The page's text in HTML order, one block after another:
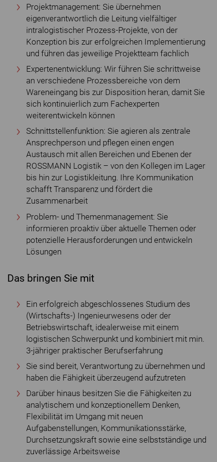
Projektmanagement: Sie übernehmen
eigenverantwortlich die Leitung vielfältiger
intralogistischer Prozess-Projekte, von der
Konzeption bis zur erfolgreichen Implementierung
und führen das jeweilige Projektteam fachlich
Expertenentwicklung: Wir führen Sie schrittweise
an verschiedene Prozessbereiche von dem
Wareneingang bis zur Disposition heran, damit Sie
sich kontinuierlich zum Fachexperten
weiterentwickeln können
Schnittstellenfunktion: Sie agieren als zentrale
Ansprechperson und pflegen einen engen
Austausch mit allen Bereichen und Ebenen der
ROSSMANN Logistik – von den Kollegen im Lager
bis hin zur Logistikleitung. Ihre Kommunikation
schafft Transparenz und fördert die
Zusammenarbeit
Problem- und Themenmanagement: Sie
informieren proaktiv über aktuelle Themen oder
potenzielle Herausforderungen und entwickeln
Lösungen
Das bringen Sie mit
Ein erfolgreich abgeschlossenes Studium des
(Wirtschafts-) Ingenieurwesens oder der
Betriebswirtschaft, idealerweise mit einem
logistischen Schwerpunkt und kombiniert mit min.
3-jähriger praktischer Berufserfahrung
Sie sind bereit, Verantwortung zu übernehmen und
haben die Fähigkeit überzeugend aufzutreten
Darüber hinaus besitzen Sie die Fähigkeiten zu
analytischem und konzeptionellem Denken,
Flexibilität im Umgang mit neuen
Aufgabenstellungen, Kommunikationsstärke,
Durchsetzungskraft sowie eine selbstständige und
zuverlässige Arbeitsweise